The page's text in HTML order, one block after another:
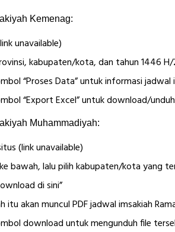
Kemenag:
unavailable)
kabupaten/kota, dan tahun 1446
“Proses Data” untuk informasi jadwal
“Export Excel” untuk download/
Muhammadiyah:
(link unavailable)
bawah, lalu pilih kabupaten/kota yang
di sini”
itu akan muncul PDF jadwal imsakiah
download untuk mengunduh file